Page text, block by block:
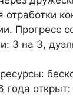
отработки
Прогресс
3 на 3,
года